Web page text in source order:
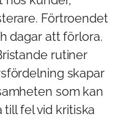
Förtroendet
dagar att förlora.
rutiner
skapar
som kan
fel vid kritiska